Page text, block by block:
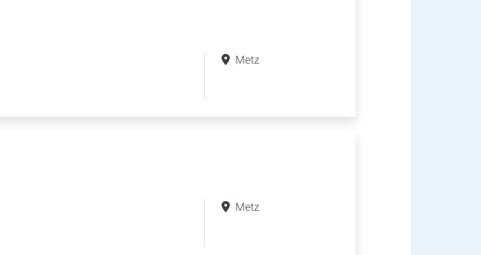
Metz
Metz